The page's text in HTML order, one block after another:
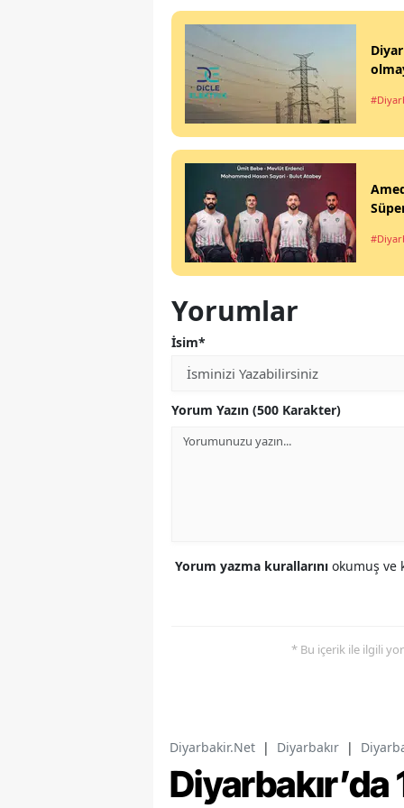
Yorumlar
İsim*
Yorum Yazın (500 Karakter)
Yorum yazma kurallarını okumuş ve
* Bu içerik ile ilgili
Diyarbakir.Net | Diyarbakır |